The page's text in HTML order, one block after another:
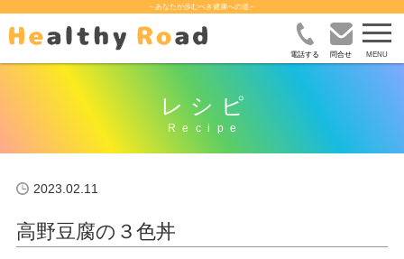
～あなたが歩むべき健康への道～
電話する 問合せ
レシピ
2023.02.11
高野豆腐の３色丼